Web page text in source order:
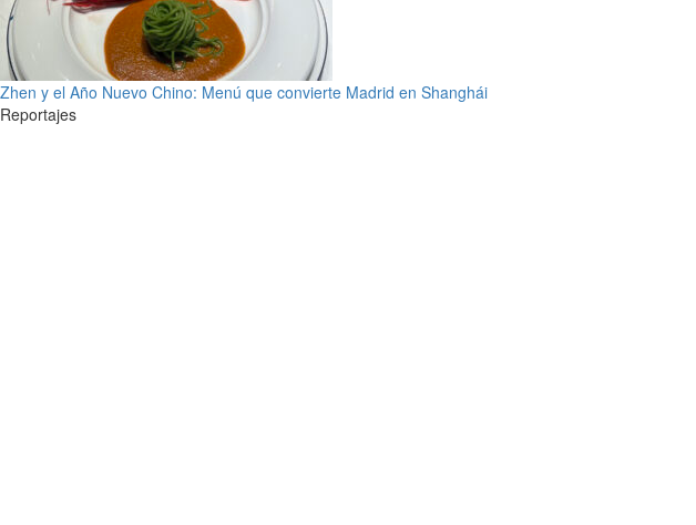
Zhen y el Año Nuevo Chino: Menú que convierte Madrid en Shanghái
Reportajes